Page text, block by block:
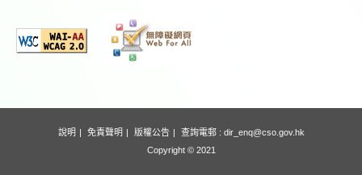
說明 免責聲明 版權公告 查詢電郵 : dir_enq@cso.gov.hk
Copyright © 2021